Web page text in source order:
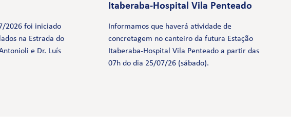
2026 foi iniciado
na Estrada do
e Dr. Luís
Itaberaba-Hospital Vila Penteado
Informamos que haverá atividade de
concretagem no canteiro da futura Estação
Itaberaba-Hospital Vila Penteado a partir das
07h do dia 25/07/26 (sábado).